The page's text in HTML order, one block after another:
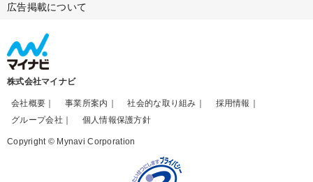
広告掲載について
株式会社マイナビ
会社概要 事業所案内 社会的な取り組み
採用情報
グループ会社
個人情報保護方針
Copyright © Mynavi Corporation